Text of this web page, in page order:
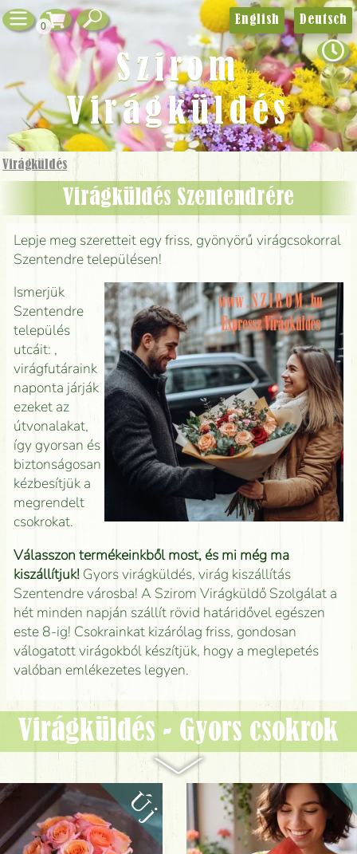
0
Virágküldés
Virágküldés Szentendrére
Lepje meg szeretteit egy friss, gyönyörű virágcsokorral
Szentendre településen!
Ismerjük
Szentendre
település
utcáit: ,
virágfutáraink
naponta járják
ezeket az
útvonalakat,
így gyorsan és
biztonságosan
kézbesítjük a
megrendelt
csokrokat.
Válasszon termékeinkből most, és mi még ma
kiszállítjuk!Gyors virágküldés, virág kiszállítás
Szentendre városba! A Szirom Virágküldő Szolgálat a
hét minden napján szállít rövid határidővel egészen
este 8-ig! Csokrainkat kizárólag friss, gondosan
válogatott virágokból készítjük, hogy a meglepetés
valóban emlékezetes legyen.
Virágküldés - Gyors csokrok
English Deutsch
Szirom
Virágküldés